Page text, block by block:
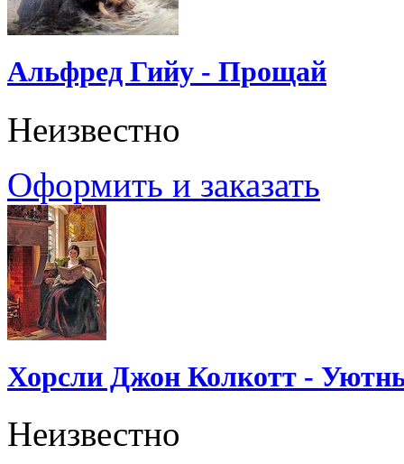
Альфред Гийу - Прощай
Неизвестно
Оформить и заказать
Хорсли Джон Колкотт -
Неизвестно